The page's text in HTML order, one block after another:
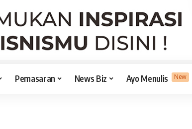
Pemasaran News Biz Ayo Menulis New